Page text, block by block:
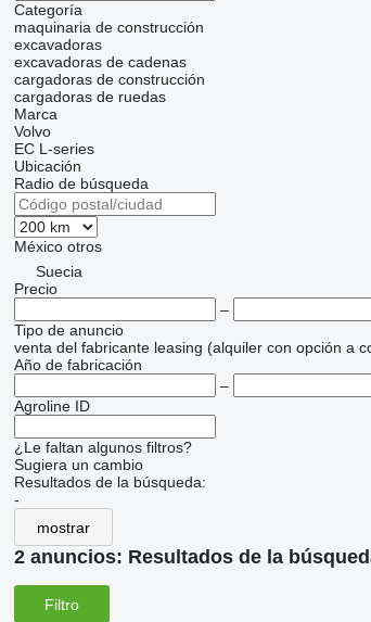
Categoría
maquinaria de construcción
excavadoras
excavadoras de cadenas
cargadoras de construcción
cargadoras de ruedas
Marca
Volvo
EC L-series
Ubicación
Radio de búsqueda
México otros
Suecia
Precio
–
Tipo de anuncio
venta del fabricante leasing (alquiler con opción a
Año de fabricación
–
Agroline ID
¿Le faltan algunos filtros?
Sugiera un cambio
Resultados de la búsqueda:
-
mostrar
2 anuncios: Resultados de la
Filtro